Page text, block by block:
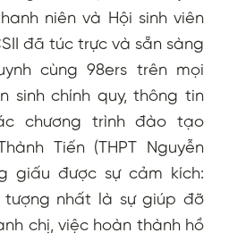
niên và Hội sinh viên
đã túc trực và sẵn sàng
cùng 98ers trên mọi
sinh chính quy, thông tin
chương trình đào tạo
Tiến (THPT Nguyễn
giấu được sự cảm kích:
tượng nhất là sự giúp đỡ
chị, việc hoàn thành hồ